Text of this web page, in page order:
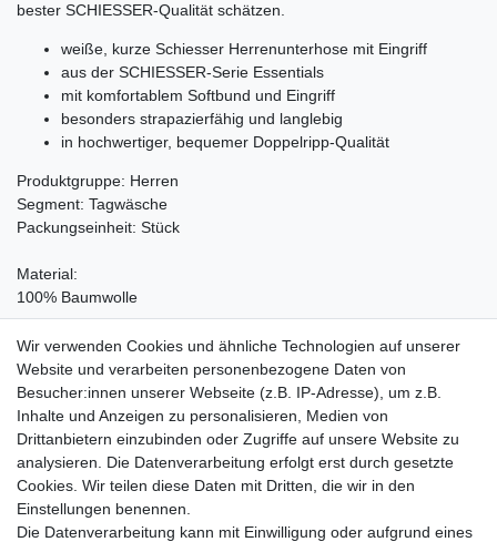
bester SCHIESSER-Qualität schätzen.
weiße, kurze Schiesser Herrenunterhose mit Eingriff
aus der SCHIESSER-Serie Essentials
mit komfortablem Softbund und Eingriff
besonders strapazierfähig und langlebig
in hochwertiger, bequemer Doppelripp-Qualität
Produktgruppe: Herren
Segment: Tagwäsche
Packungseinheit: Stück
Material:
100% Baumwolle
Pflegehinweise:
Waschen bei 95°C, Nicht bleichen, Trockner (Stufe 1), Heiss
Bügeln (Stufe 3), Nicht chemisch reinigen
Wir liefern mit DHL (auch Samstags)
Kostenloser Versand
Wir verwenden Cookies und ähnliche Technologien auf unserer
Website und verarbeiten personenbezogene Daten von
Besucher:innen unserer Webseite (z.B. IP-Adresse), um z.B.
Inhalte und Anzeigen zu personalisieren, Medien von
Drittanbietern einzubinden oder Zugriffe auf unsere Website zu
analysieren. Die Datenverarbeitung erfolgt erst durch gesetzte
Cookies. Wir teilen diese Daten mit Dritten, die wir in den
Einstellungen benennen.
Die Datenverarbeitung kann mit Einwilligung oder aufgrund eines